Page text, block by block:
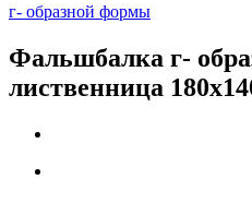
г- образной формы
Фальшбалка г-
лиственница